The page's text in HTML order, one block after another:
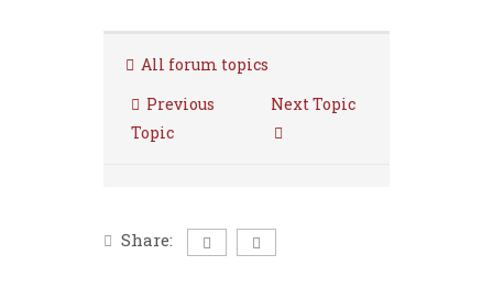
All forum topics
Previous
Topic
Next Topic
Share: